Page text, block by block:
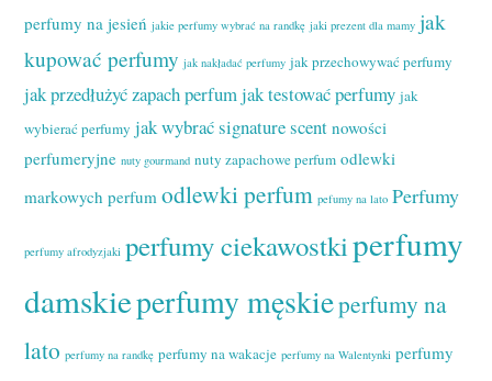
perfumy na jesień jakie perfumy wybrać na randkę jaki prezent dla mamy jak
kupować perfumy jak nakładać perfumy jak przechowywać perfumy
jak przedłużyć zapach perfum jak testować perfumy jak
wybierać perfumy jak wybrać signature scent nowości
perfumeryjne nuty gourmand nuty zapachowe perfum odlewki
markowych perfum odlewki perfum pefumy na lato Perfumy
perfumy afrodyzjaki perfumy ciekawostkiperfumy
damskieperfumy męskieperfumy na
lato perfumy na randkę perfumy na wakacje perfumy na Walentynki perfumy